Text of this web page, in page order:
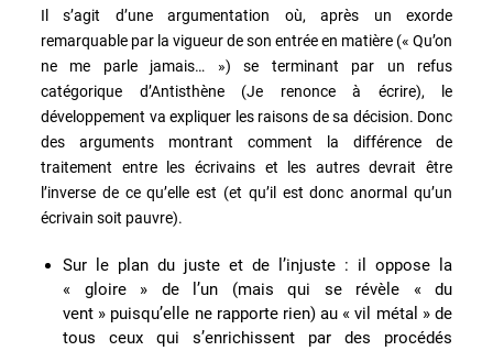
Il s’agit d’une argumentation où, après un exorde
remarquable par la vigueur de son entrée en matière (« Qu’on
ne me parle jamais… ») se terminant par un refus
catégorique d’Antisthène (Je renonce à écrire), le
développement va expliquer les raisons de sa décision. Donc
des arguments montrant comment la différence de
traitement entre les écrivains et les autres devrait être
l’inverse de ce qu’elle est (et qu’il est donc anormal qu’un
écrivain soit pauvre).
Sur le plan du juste et de l’injuste : il oppose la
« gloire » de l’un (mais qui se révèle « du
vent » puisqu’elle ne rapporte rien) au « vil métal » de
tous ceux qui s’enrichissent par des procédés